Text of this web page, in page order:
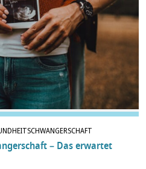
SCHWANGERSCHAFT
– Das erwartet